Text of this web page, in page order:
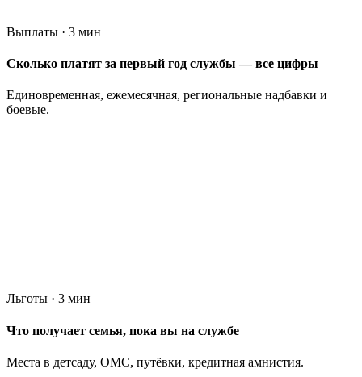
Выплаты · 3 мин
Сколько платят за первый год службы — все цифры
Единовременная, ежемесячная, региональные надбавки и
боевые.
Льготы · 3 мин
Что получает семья, пока вы на службе
Места в детсаду, ОМС, путёвки, кредитная амнистия.